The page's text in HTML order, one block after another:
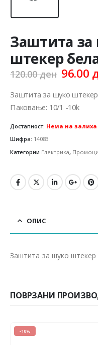
Заштита
штекер
120.00ден
was:
120.00
96.00
Заштита за шуко
Паковање: 10/1 -10k
Достапност: Нема на залиха
Шифра: 14083
Категории Електрика,
ОПИС
Заштита за шуко штекер
ПОВРЗАНИ
-11%